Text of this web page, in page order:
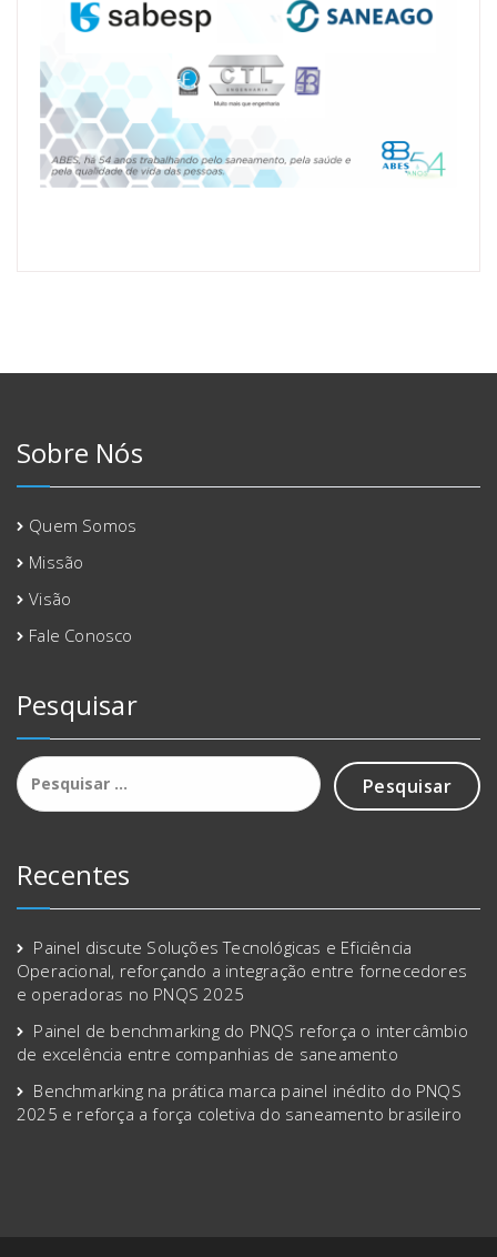
Sobre Nós
Quem Somos
Missão
Visão
Fale Conosco
Pesquisar
Pesquisar
por:
Recentes
Painel discute Soluções Tecnológicas e Eficiência
Operacional, reforçando a integração entre fornecedores
e operadoras no PNQS 2025
Painel de benchmarking do PNQS reforça o intercâmbio
de excelência entre companhias de saneamento
Benchmarking na prática marca painel inédito do PNQS
2025 e reforça a força coletiva do saneamento brasileiro